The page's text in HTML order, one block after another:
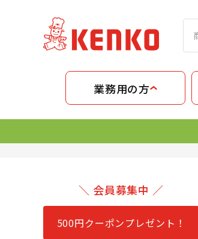
業務用の方
＼ 会員募集中 ／
500円クーポンプレゼント！